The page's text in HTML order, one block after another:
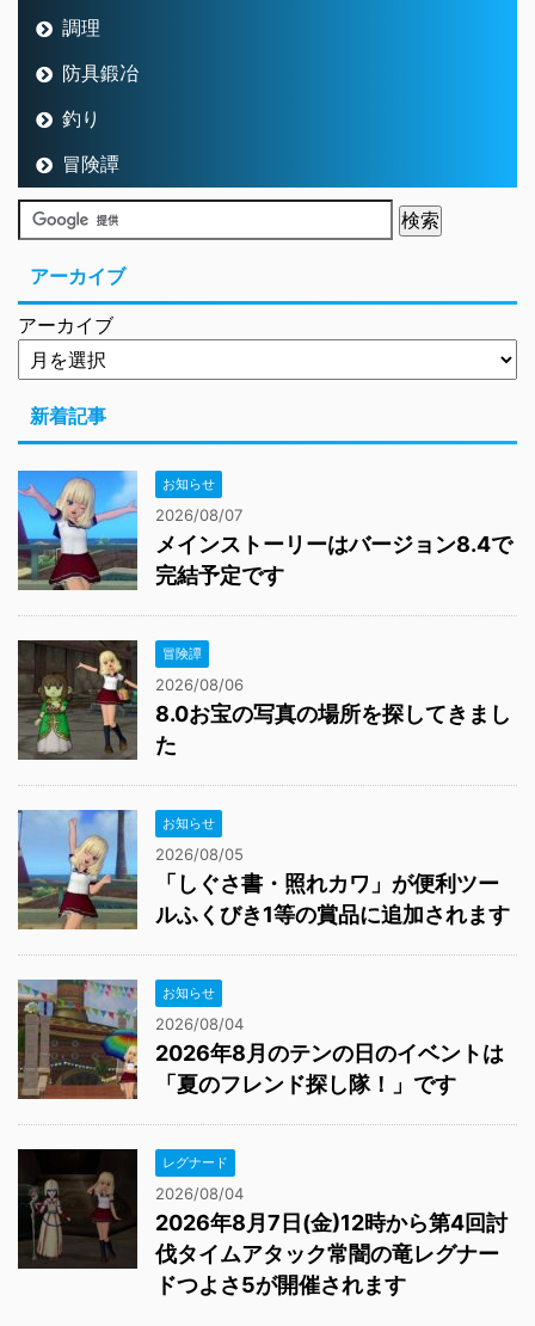
調理
防具鍛冶
釣り
冒険譚
アーカイブ
アーカイブ
新着記事
お知らせ
2026/08/07
メインストーリーはバージョン8.4で
完結予定です
冒険譚
2026/08/06
8.0お宝の写真の場所を探してきまし
た
お知らせ
2026/08/05
「しぐさ書・照れカワ」が便利ツー
ルふくびき1等の賞品に追加されます
お知らせ
2026/08/04
2026年8月のテンの日のイベントは
「夏のフレンド探し隊！」です
レグナード
2026/08/04
2026年8月7日(金)12時から第4回討
伐タイムアタック常闇の竜レグナー
ドつよさ5が開催されます